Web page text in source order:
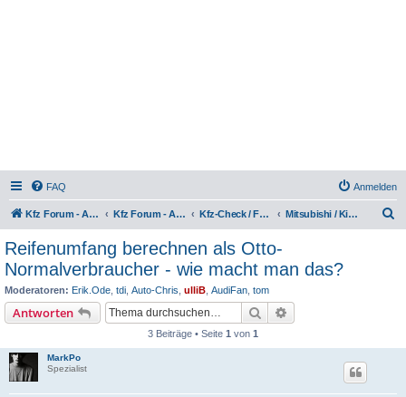
FAQ Anmelden
Kfz Forum - Auto, Motorrad und LKW Kfz Forum - Auto, Motorrad und LKW Kfz-Check / Fahrzeugbewertung / Lob & Tadel / Berichte & Erfahrungen Mitsubishi / Kia, Lob & Kritik
Reifenumfang berechnen als Otto-
Normalverbraucher - wie macht man das?
Moderatoren: Erik.Ode tdi Auto-Chris ulliB AudiFan tom
Antworten Suche
3 Beiträge • Seite 1 von 1
MarkPo
Spezialist